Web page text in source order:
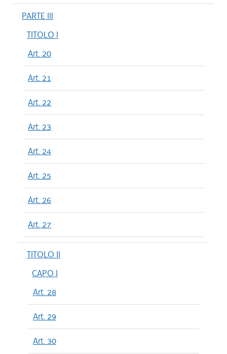
PARTE III
TITOLO I
Art. 20
Art. 21
Art. 22
Art. 23
Art. 24
Art. 25
Art. 26
Art. 27
TITOLO II
CAPO I
Art. 28
Art. 29
Art. 30